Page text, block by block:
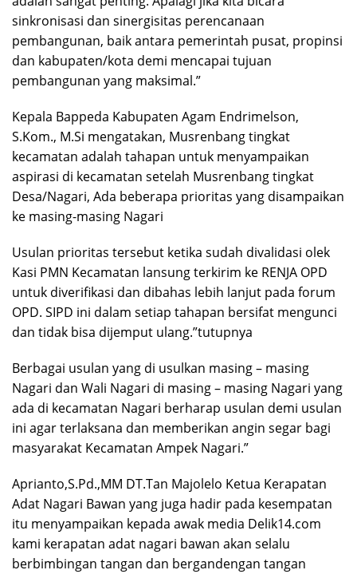
sinkronisasi dan sinergisitas perencanaan
pembangunan, baik antara pemerintah pusat, propinsi
dan kabupaten/kota demi mencapai tujuan
pembangunan yang maksimal.”
Kepala Bappeda Kabupaten Agam Endrimelson,
S.Kom., M.Si mengatakan, Musrenbang tingkat
kecamatan adalah tahapan untuk menyampaikan
aspirasi di kecamatan setelah Musrenbang tingkat
Desa/Nagari, Ada beberapa prioritas yang disampaikan
ke masing-masing Nagari
Usulan prioritas tersebut ketika sudah divalidasi olek
Kasi PMN Kecamatan lansung terkirim ke RENJA OPD
untuk diverifikasi dan dibahas lebih lanjut pada forum
OPD. SIPD ini dalam setiap tahapan bersifat mengunci
dan tidak bisa dijemput ulang.”tutupnya
Berbagai usulan yang di usulkan masing – masing
Nagari dan Wali Nagari di masing – masing Nagari yang
ada di kecamatan Nagari berharap usulan demi usulan
ini agar terlaksana dan memberikan angin segar bagi
masyarakat Kecamatan Ampek Nagari.”
Aprianto,S.Pd.,MM DT.Tan Majolelo Ketua Kerapatan
Adat Nagari Bawan yang juga hadir pada kesempatan
itu menyampaikan kepada awak media Delik14.com
kami kerapatan adat nagari bawan akan selalu
berbimbingan tangan dan bergandengan tangan